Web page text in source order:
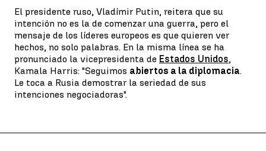
El presidente ruso, Vladímir Putin, reitera que su
intención no es la de comenzar una guerra, pero el
mensaje de los líderes europeos es que quieren ver
hechos, no solo palabras. En la misma línea se ha
pronunciado la vicepresidenta de Estados Unidos,
Kamala Harris: "Seguimos abiertos a la diplomacia.
Le toca a Rusia demostrar la seriedad de sus
intenciones negociadoras".